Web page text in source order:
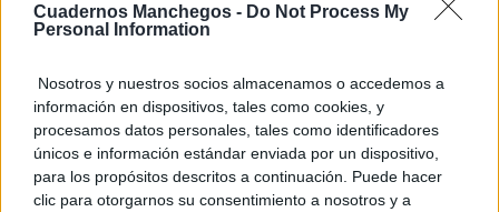
Cuadernos Manchegos - Do Not Process My
Personal Information
Nosotros y nuestros socios almacenamos o accedemos a
información en dispositivos, tales como cookies, y
procesamos datos personales, tales como identificadores
únicos e información estándar enviada por un dispositivo,
para los propósitos descritos a continuación. Puede hacer
clic para otorgarnos su consentimiento a nosotros y a
¿Sabes qué baja tu ánimo?
Lo haces todos los días y afecta cómo te sientes